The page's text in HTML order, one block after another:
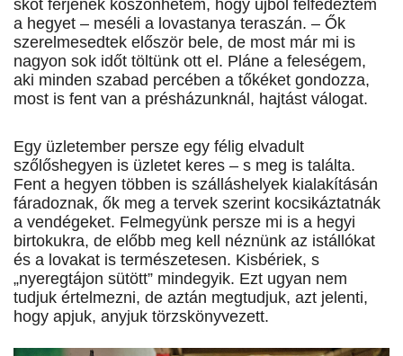
skót férjének köszönhetem, hogy újból felfedeztem
a hegyet – meséli a lovastanya teraszán. – Ők
szerelmesedtek először bele, de most már mi is
nagyon sok időt töltünk ott el. Pláne a feleségem,
aki minden szabad percében a tőkéket gondozza,
most is fent van a présházunknál, hajtást válogat.
Egy üzletember persze egy félig elvadult
szőlőshegyen is üzletet keres – s meg is találta.
Fent a hegyen többen is szálláshelyek kialakításán
fáradoznak, ők meg a tervek szerint kocsikáztatnák
a vendégeket. Felmegyünk persze mi is a hegyi
birtokukra, de előbb meg kell néznünk az istállókat
és a lovakat is természetesen. Kisbériek, s
„nyeregtájon sütött” mindegyik. Ezt ugyan nem
tudjuk értelmezni, de aztán megtudjuk, azt jelenti,
hogy apjuk, anyjuk törzskönyvezett.